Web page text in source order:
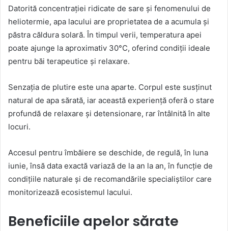
Datorită concentrației ridicate de sare și fenomenului de
heliotermie, apa lacului are proprietatea de a acumula și
păstra căldura solară. În timpul verii, temperatura apei
poate ajunge la aproximativ 30°C, oferind condiții ideale
pentru băi terapeutice și relaxare.
Senzația de plutire este una aparte. Corpul este susținut
natural de apa sărată, iar această experiență oferă o stare
profundă de relaxare și detensionare, rar întâlnită în alte
locuri.
Accesul pentru îmbăiere se deschide, de regulă, în luna
iunie, însă data exactă variază de la an la an, în funcție de
condițiile naturale și de recomandările specialiștilor care
monitorizează ecosistemul lacului.
Beneficiile apelor sărate